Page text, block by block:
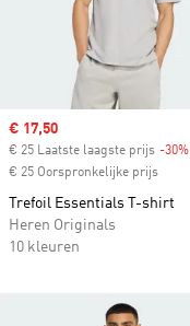
Sale price
€ 17,50
€ 25 Laatste laagste prijs -30%
€ 25 Oorspronkelijke prijs
Trefoil Essentials T-shirt
Heren Originals
10 kleuren